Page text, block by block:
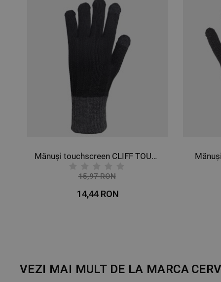
Mănuși touchscreen CLIFF TOUCHSCREEN
15,97 RON
14,44 RON
VEZI MAI MULT DE LA MARCA